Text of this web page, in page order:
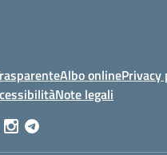
Albo onlinePrivacy
Note legali